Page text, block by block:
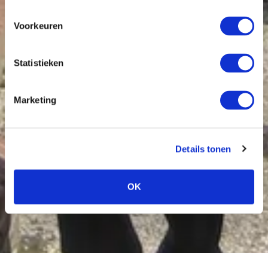
Voorkeuren
Statistieken
Marketing
Details tonen
OK